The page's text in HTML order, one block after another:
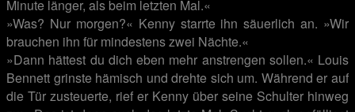
Minute länger, als beim letzten Mal.«
»Was? Nur morgen?« Kenny starrte ihn säuerlich an. »Wir
brauchen ihn für mindestens zwei Nächte.«
»Dann hättest du dich eben mehr anstrengen sollen.« Louis
Bennett grinste hämisch und drehte sich um. Während er auf
die Tür zusteuerte, rief er Kenny über seine Schulter hinweg